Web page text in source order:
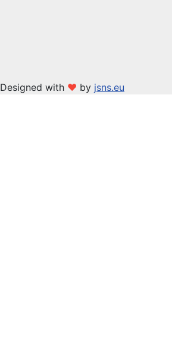
Designed with ❤ by jsns.eu